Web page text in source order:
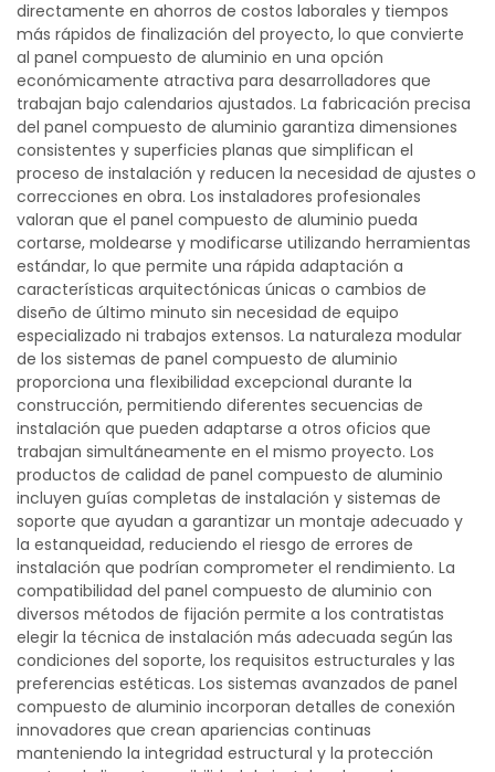
directamente en ahorros de costos laborales y tiempos
más rápidos de finalización del proyecto, lo que convierte
al panel compuesto de aluminio en una opción
económicamente atractiva para desarrolladores que
trabajan bajo calendarios ajustados. La fabricación precisa
del panel compuesto de aluminio garantiza dimensiones
consistentes y superficies planas que simplifican el
proceso de instalación y reducen la necesidad de ajustes o
correcciones en obra. Los instaladores profesionales
valoran que el panel compuesto de aluminio pueda
cortarse, moldearse y modificarse utilizando herramientas
estándar, lo que permite una rápida adaptación a
características arquitectónicas únicas o cambios de
diseño de último minuto sin necesidad de equipo
especializado ni trabajos extensos. La naturaleza modular
de los sistemas de panel compuesto de aluminio
proporciona una flexibilidad excepcional durante la
construcción, permitiendo diferentes secuencias de
instalación que pueden adaptarse a otros oficios que
trabajan simultáneamente en el mismo proyecto. Los
productos de calidad de panel compuesto de aluminio
incluyen guías completas de instalación y sistemas de
soporte que ayudan a garantizar un montaje adecuado y
la estanqueidad, reduciendo el riesgo de errores de
instalación que podrían comprometer el rendimiento. La
compatibilidad del panel compuesto de aluminio con
diversos métodos de fijación permite a los contratistas
elegir la técnica de instalación más adecuada según las
condiciones del soporte, los requisitos estructurales y las
preferencias estéticas. Los sistemas avanzados de panel
compuesto de aluminio incorporan detalles de conexión
innovadores que crean apariencias continuas
manteniendo la integridad estructural y la protección